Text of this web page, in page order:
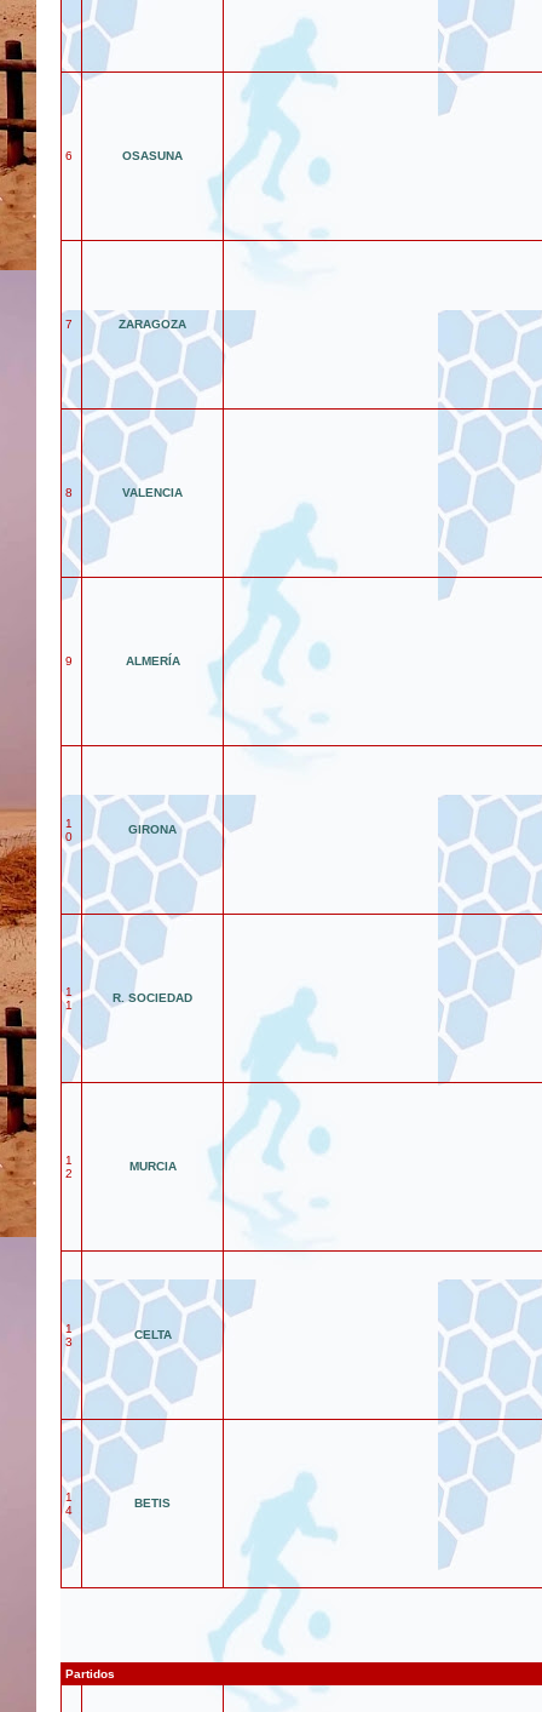
6 OSASUNA
7 ZARAGOZA
8 VALENCIA
9 ALMERÍA
1
0
GIRONA
1
1
R. SOCIEDAD
1
2
MURCIA
1
3
CELTA
1
4
BETIS
Partidos